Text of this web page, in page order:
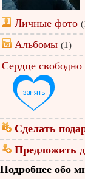
Личные фото
Альбомы (1)
Сердце свободно
Сделать
Предложить
Подробнее обо